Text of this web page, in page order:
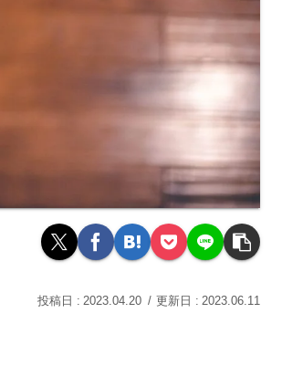
2023.04.20 2023.06.11